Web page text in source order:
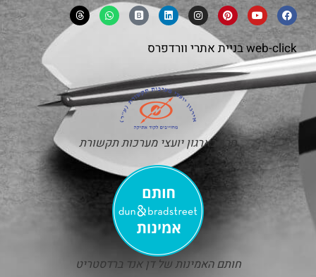
web-clickבניית אתרי וורדפרס
חבר בארגון יועצי מערכות תקשורת
חותם האמינות של דן אנד ברדסטריט